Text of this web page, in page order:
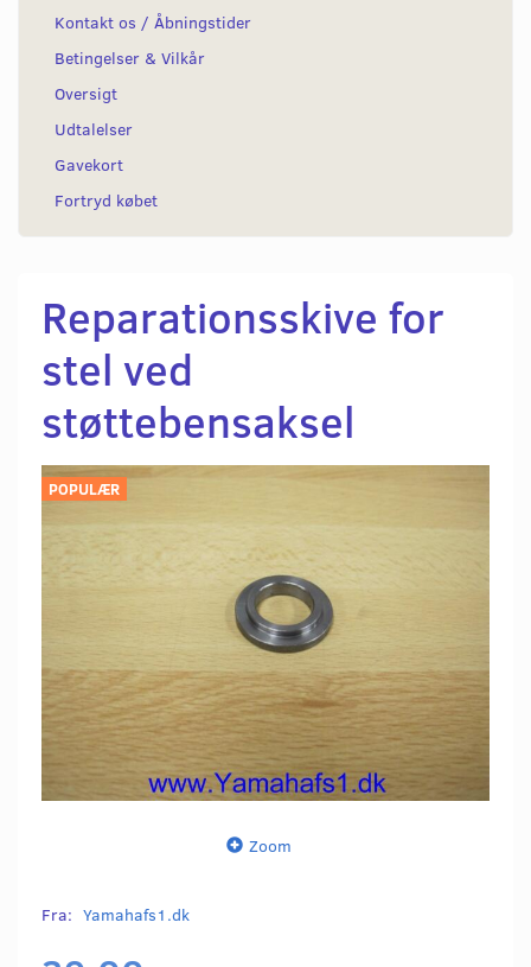
Kontakt os / Åbningstider
Betingelser & Vilkår
Oversigt
Udtalelser
Gavekort
Fortryd købet
Reparationsskive for
stel ved
støttebensaksel
POPULÆR
Zoom
Fra: Yamahafs1.dk